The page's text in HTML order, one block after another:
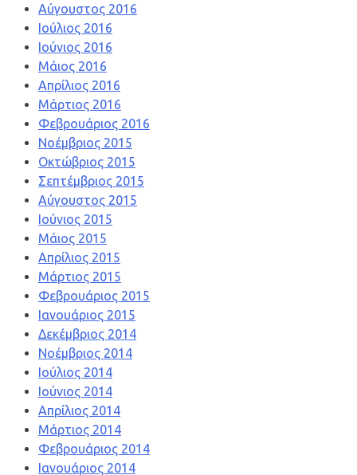
Αύγουστος 2016
Ιούλιος 2016
Ιούνιος 2016
Μάιος 2016
Απρίλιος 2016
Μάρτιος 2016
Φεβρουάριος 2016
Νοέμβριος 2015
Οκτώβριος 2015
Σεπτέμβριος 2015
Αύγουστος 2015
Ιούνιος 2015
Μάιος 2015
Απρίλιος 2015
Μάρτιος 2015
Φεβρουάριος 2015
Ιανουάριος 2015
Δεκέμβριος 2014
Νοέμβριος 2014
Ιούλιος 2014
Ιούνιος 2014
Απρίλιος 2014
Μάρτιος 2014
Φεβρουάριος 2014
Ιανουάριος 2014